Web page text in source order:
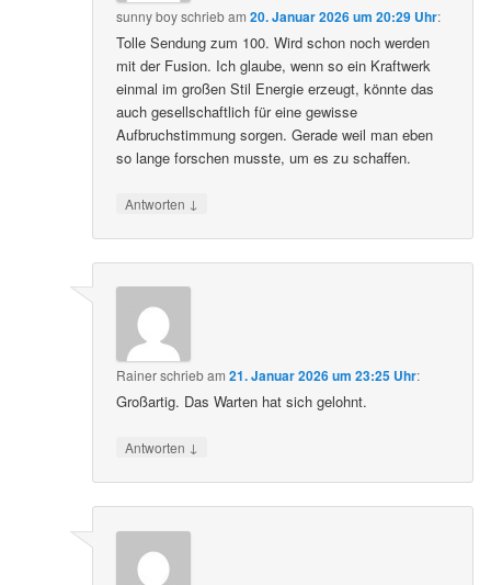
sunny boyschriebam20. Januar 2026 um 20:29 Uhr:
Tolle Sendung zum 100. Wird schon noch werden
mit der Fusion. Ich glaube, wenn so ein Kraftwerk
einmal im großen Stil Energie erzeugt, könnte das
auch gesellschaftlich für eine gewisse
Aufbruchstimmung sorgen. Gerade weil man eben
so lange forschen musste, um es zu schaffen.
Antworten ↓
Rainerschriebam21. Januar 2026 um 23:25 Uhr:
Großartig. Das Warten hat sich gelohnt.
Antworten ↓